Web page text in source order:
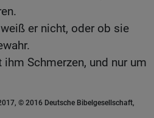
er nicht, oder ob sie
ihm Schmerzen, und nur um
© 2016 Deutsche Bibelgesellschaft,